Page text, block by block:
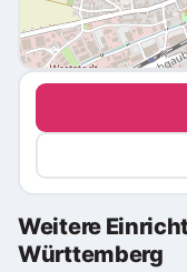
Weitere
Württemberg